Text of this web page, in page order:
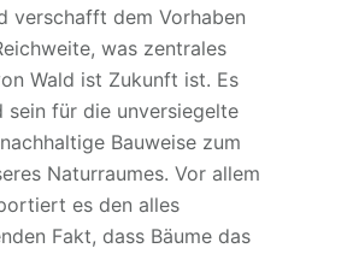
verschafft dem Vorhaben
was zentrales
Wald ist Zukunft ist. Es
sein für die unversiegelte
Bauweise zum
Naturraumes. Vor allem
es den alles
Fakt, dass Bäume das